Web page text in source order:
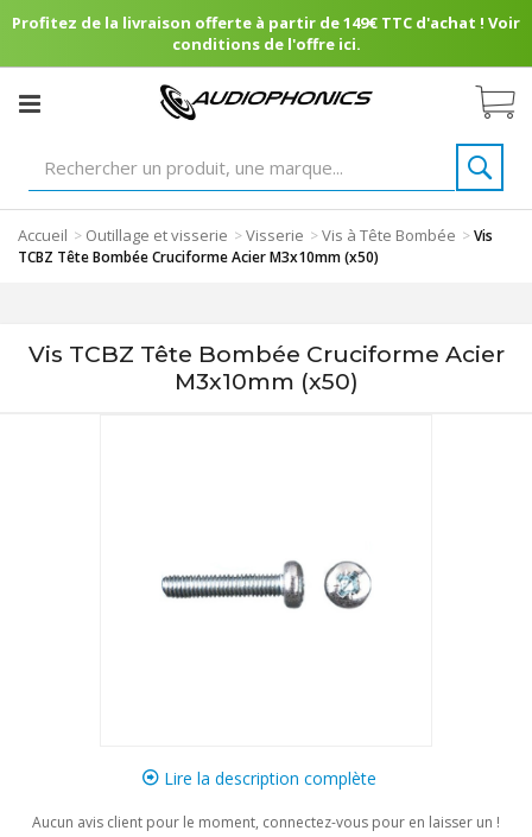
Profitez de la livraison offerte à partir de 149€ TTC d'achat ! Voir
conditions de l'offre ici.
Accueil > Outillage et visserie >Visserie >Vis à Tête Bombée >Vis
TCBZ Tête Bombée Cruciforme Acier M3x10mm (x50)
Vis TCBZ Tête Bombée Cruciforme Acier
M3x10mm (x50)
Lire la description complète
Aucun avis client pour le moment, connectez-vous pour en laisser un !